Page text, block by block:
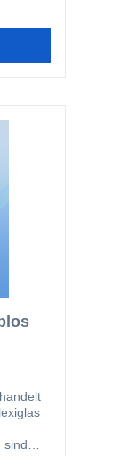
eignet
sind